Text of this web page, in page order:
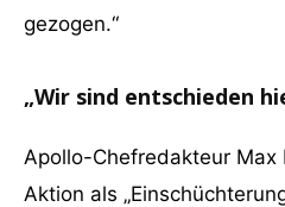
gezogen.“
„Wir sind entschieden
Apollo-Chefredakteur
Aktion als